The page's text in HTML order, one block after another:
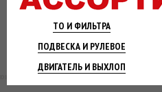
ТО И ФИЛЬТРА
ПОДВЕСКА И РУЛЕВОЕ
ДВИГАТЕЛЬ И ВЫХЛОП